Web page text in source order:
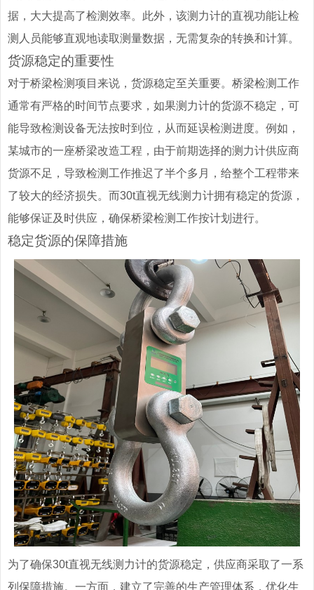
据，大大提高了检测效率。此外，该测力计的直视功能让检
测人员能够直观地读取测量数据，无需复杂的转换和计算。
货源稳定的重要性
对于桥梁检测项目来说，货源稳定至关重要。桥梁检测工作
通常有严格的时间节点要求，如果测力计的货源不稳定，可
能导致检测设备无法按时到位，从而延误检测进度。例如，
某城市的一座桥梁改造工程，由于前期选择的测力计供应商
货源不足，导致检测工作推迟了半个多月，给整个工程带来
了较大的经济损失。而30t直视无线测力计拥有稳定的货源，
能够保证及时供应，确保桥梁检测工作按计划进行。
稳定货源的保障措施
为了确保30t直视无线测力计的货源稳定，供应商采取了一系
列保障措施。一方面，建立了完善的生产管理体系，优化生